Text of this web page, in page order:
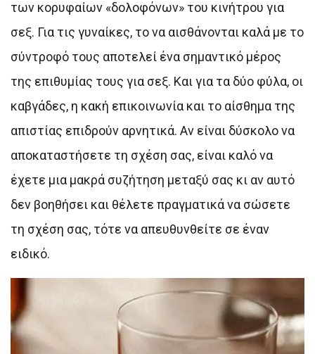
των κορυφαίων «δολοφόνων» του κινήτρου για
σεξ. Για τις γυναίκες, το να αισθάνονται καλά με το
σύντροφό τους αποτελεί ένα σημαντικό μέρος
της επιθυμίας τους για σεξ. Και για τα δύο φύλα, οι
καβγάδες, η κακή επικοινωνία και το αίσθημα της
απιστίας επιδρούν αρνητικά. Αν είναι δύσκολο να
αποκαταστήσετε τη σχέση σας, είναι καλό να
έχετε μια μακρά συζήτηση μεταξύ σας κι αν αυτό
δεν βοηθήσει και θέλετε πραγματικά να σώσετε
τη σχέση σας, τότε να απευθυνθείτε σε έναν
ειδικό.